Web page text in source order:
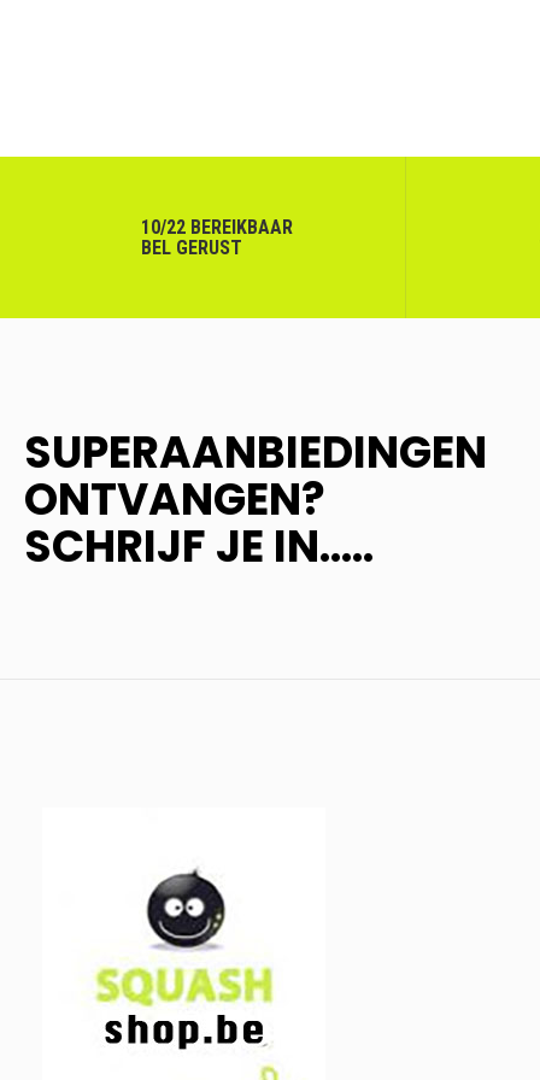
10/22 BEREIKBAAR
BEL GERUST
SUPERAANBIEDINGEN
ONTVANGEN?
SCHRIJF JE IN.....